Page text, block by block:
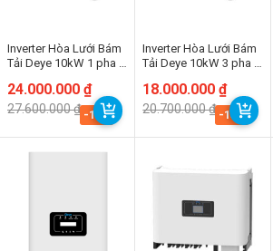
Inverter Hòa Lưới Bám
Tải Deye 10kW 1 pha |
AM2
27.600.000₫
Giá
gốc
là:
27.600.000 ₫.
24.000.000 ₫
Giá
hiện
tại
24.000.000 ₫.
-13%
Inverter Hòa Lưới Bám
Tải Deye 10kW 3 pha |
AM2
20.700.000₫
Giá
gốc
là:
20.700.000 ₫.
18.000.000₫
Giá
hiện
tại
18.000.000 ₫.
-13%